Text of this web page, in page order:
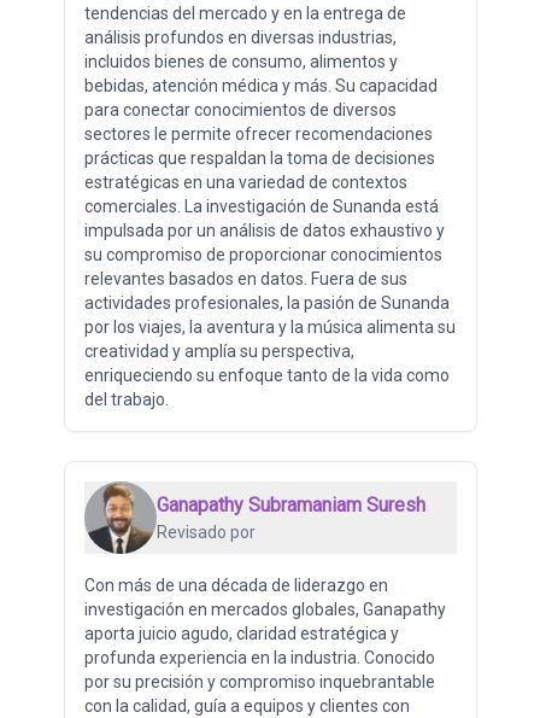
tendencias del mercado y en la entrega de
análisis profundos en diversas industrias,
incluidos bienes de consumo, alimentos y
bebidas, atención médica y más. Su capacidad
para conectar conocimientos de diversos
sectores le permite ofrecer recomendaciones
prácticas que respaldan la toma de decisiones
estratégicas en una variedad de contextos
comerciales. La investigación de Sunanda está
impulsada por un análisis de datos exhaustivo y
su compromiso de proporcionar conocimientos
relevantes basados ​​en datos. Fuera de sus
actividades profesionales, la pasión de Sunanda
por los viajes, la aventura y la música alimenta su
creatividad y amplía su perspectiva,
enriqueciendo su enfoque tanto de la vida como
del trabajo.
Ganapathy Subramaniam Suresh
Revisado por
Con más de una década de liderazgo en
investigación en mercados globales, Ganapathy
aporta juicio agudo, claridad estratégica y
profunda experiencia en la industria. Conocido
por su precisión y compromiso inquebrantable
con la calidad, guía a equipos y clientes con